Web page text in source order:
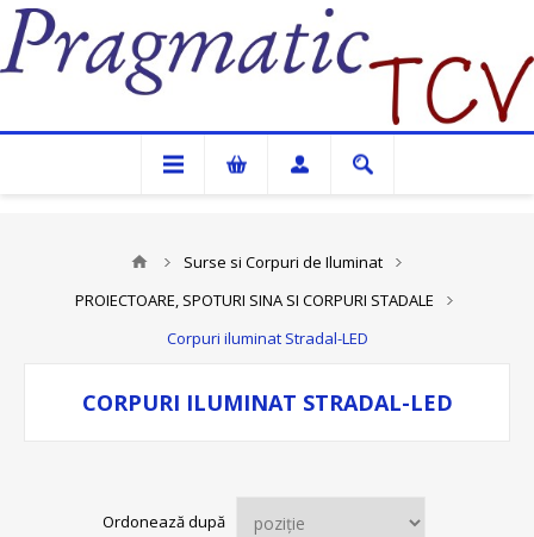
Pragmatic TCV
Surse si Corpuri de Iluminat
PROIECTOARE, SPOTURI SINA SI CORPURI STADALE
Corpuri iluminat Stradal-LED
CORPURI ILUMINAT STRADAL-LED
Ordonează după